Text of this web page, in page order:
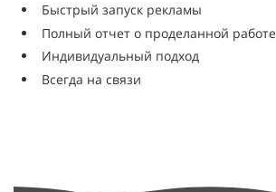
Быстрый запуск рекламы
Полный отчет о проделанной работе
Индивидуальный подход
Всегда на связи